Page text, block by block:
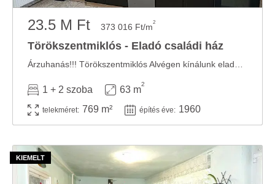
23.5 M Ft 373 016 Ft/m2
Törökszentmiklós - Eladó családi ház
1 + 2 szoba 63 m
2
telekméret: 769 m² építés éve: 1960